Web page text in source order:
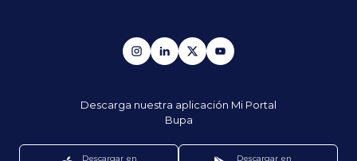
Descarga nuestra aplicación Mi Portal
Bupa
Descargar en Descargar en